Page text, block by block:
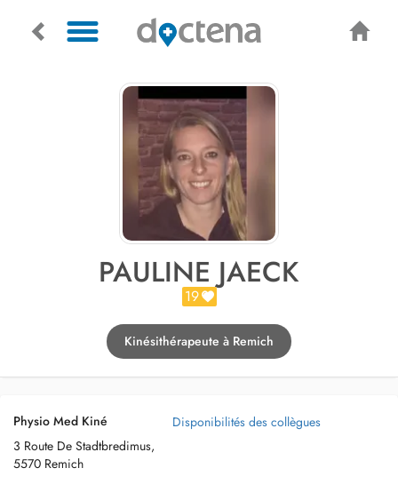
PAULINE JAECK
19
Kinésithérapeute à Remich
Physio Med Kiné
3 Route De Stadtbredimus,
5570 Remich
Disponibilités des collègues